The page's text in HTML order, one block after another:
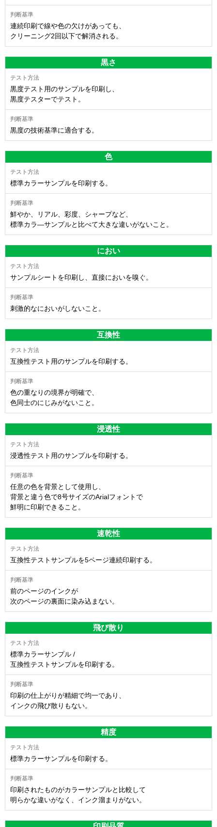
連続印刷で線や色の欠けがあっても、
クリーニング2回以下で解消される。
黒さ
黒度テスト用のサンプルを印刷し、
黒度テスターでテスト。
黒度の技術基準に適合する。
色
標準カラーサンプルを印刷する。
鮮やか、リアル、彩度、シャープなど、
標準カラ―サンプルと比べて大きな違いがないこと。
におい
サンプルシートを印刷し、直接においを嗅ぐ。
刺激的なにおいがしないこと。
互換性
互換性テスト用のサンプルを印刷する。
色の重なりの境界が明確で、
色同士のにじみがないこと。
浸透性
浸透性テスト用のサンプルを印刷する。
任意の色を背景として使用し、
背景と違う色で8号サイズのArialフォントで
鮮明に印刷できること。
速乾性
互換性テストサンプルを5ページ連続印刷する。
前のページのインクが
次のページの裏面に染み込まない。
飛び散り
標準カラーサンプル /
互換性テストサンプルを印刷する。
印刷の仕上がりが精細で均一であり、
インクの飛び散りもない。
精度
標準カラーサンプルを印刷する。
印刷されたものがカラーサンプルと比較して
明らかな違いがなく、インク溜まりがない。